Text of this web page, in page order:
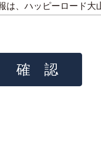
は、ハッピーロード大
氏名・住所・メールア